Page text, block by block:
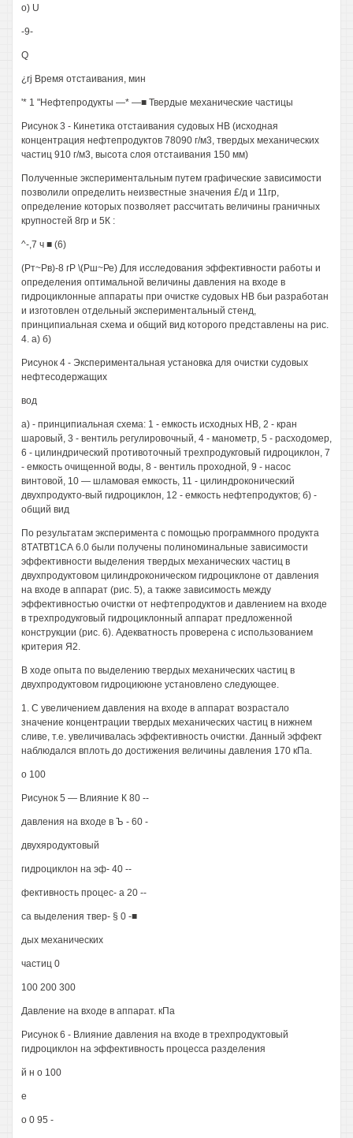
о) U
-9-
Q
¿rj Время отстаивания, мин
'* 1 "Нефтепродукты —* —■ Твердые механические частицы
Рисунок 3 - Кинетика отстаивания судовых НВ (исходная
концентрация нефтепродуктов 78090 г/м3, твердых механических
частиц 910 г/м3, высота слоя отстаивания 150 мм)
Полученные экспериментальным путем графические зависимости
позволили определить неизвестные значения £/д и 11гр,
определение которых позволяет рассчитать величины граничных
крупностей 8гр и 5К :
^-,7 ч ■ (6)
(Рт~Рв)-8 гР \(Рш~Ре) Для исследования эффективности работы и
определения оптимальной величины давления на входе в
гидроциклонные аппараты при очистке судовых НВ бьи разработан
и изготовлен отдельный экспериментальный стенд,
принципиальная схема и общий вид которого представлены на рис.
4. а) б)
Рисунок 4 - Экспериментальная установка для очистки судовых
нефтесодержащих
вод
а) - принципиальная схема: 1 - емкость исходных НВ, 2 - кран
шаровый, 3 - вентиль регулировочный, 4 - манометр, 5 - расходомер,
6 - цилиндрический противоточный трехпродукговый гидроциклон, 7
- емкость очищенной воды, 8 - вентиль проходной, 9 - насос
винтовой, 10 — шламовая емкость, 11 - цилиндроконический
двухпродукто-вый гидроциклон, 12 - емкость нефтепродуктов; б) -
общий вид
По результатам эксперимента с помощью программного продукта
8ТАТВТ1СА 6.0 были получены полиноминальные зависимости
эффективности выделения твердых механических частиц в
двухпродуктовом цилиндроконическом гидроциклоне от давления
на входе в аппарат (рис. 5), а также зависимость между
эффективностью очистки от нефтепродуктов и давлением на входе
в трехпродукговый гидроциклонный аппарат предложенной
конструкции (рис. 6). Адекватность проверена с использованием
критерия Я2.
В ходе опыта по выделению твердых механических частиц в
двухпродуктовом гидроциююне установлено следующее.
1. С увеличением давления на входе в аппарат возрастало
значение концентрации твердых механических частиц в нижнем
сливе, т.е. увеличивалась эффективность очистки. Данный эффект
наблюдался вплоть до достижения величины давления 170 кПа.
о 100
Рисунок 5 — Влияние К 80 --
давления на входе в Ъ - 60 -
двухяродуктовый
гидроциклон на эф- 40 --
фективность процес- а 20 --
са выделения твер- § 0 -■
дых механических
частиц 0
100 200 300
Давление на входе в аппарат. кПа
Рисунок 6 - Влияние давления на входе в трехпродуктовый
гидроциклон на эффективность процесса разделения
й н о 100
е
о 0 95 -